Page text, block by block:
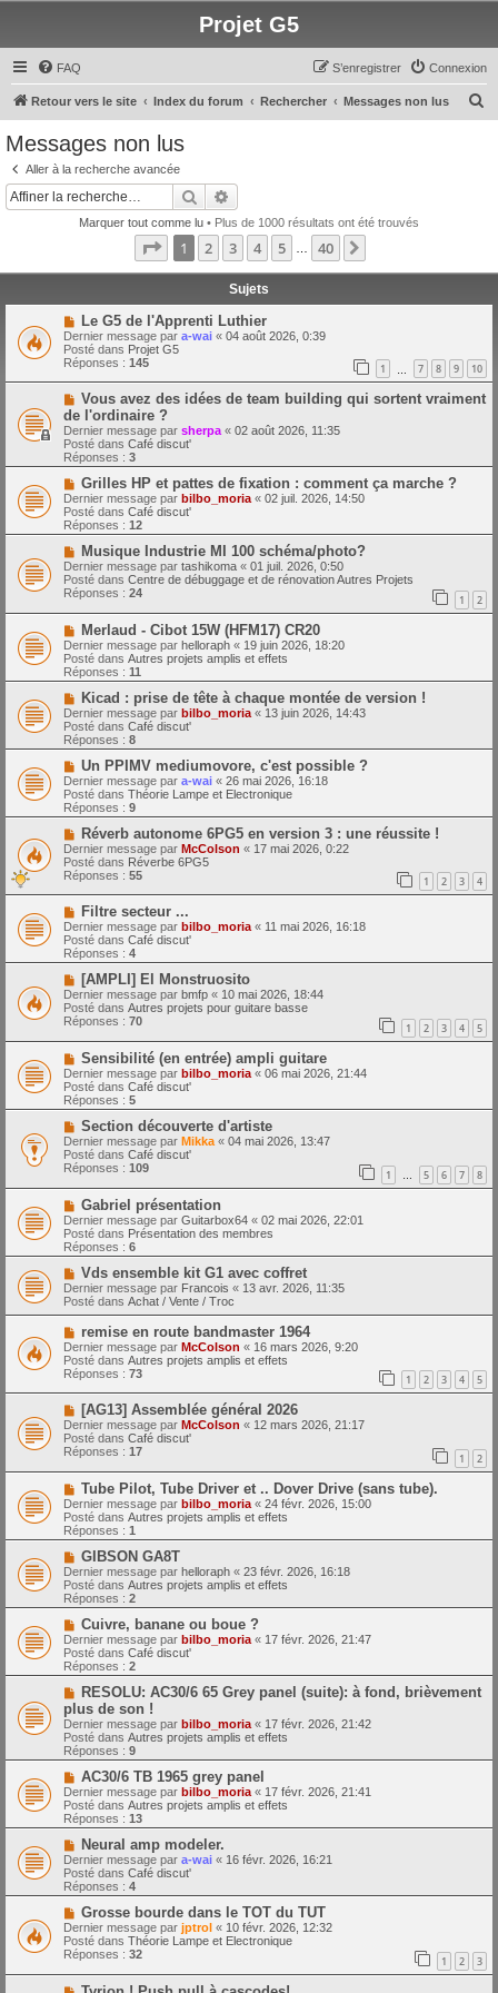
Projet G5
FAQ Connexion
S’enregistrer
Retour vers le site Index du forum Rechercher Messages non lus
Messages non lus
Aller à la recherche avancée
Rechercher
Marquer tout comme lu • Plus de 1000 résultats ont été trouvés
Page 1sur40
1 2 3 4 5 40
Sujets
N
o
u
v
e
a
u
m
e
s
s
a
g
e
Le G5 de l'Apprenti Luthier
Dernier message par a-wai « 04 août 2026, 0:39
Posté dans Projet G5
Réponses : 145 1 7 8 9 10
N
u
v
e
a
u
m
e
s
s
a
g
e
Vous avez des idées de team building qui sortent vraiment
de l'ordinaire ?
Dernier message par sherpa « 02 août 2026, 11:35
Posté dans Café discut'
Réponses : 3
N
o
u
v
e
a
u
m
e
s
s
a
g
e
Grilles HP et pattes de fixation : comment ça marche ?
Dernier message par bilbo_moria « 02 juil. 2026, 14:50
Posté dans Café discut'
Réponses : 12
N
o
u
v
e
a
u
m
e
s
s
a
g
e
Musique Industrie MI 100 schéma/photo?
Dernier message par tashikoma « 01 juil. 2026, 0:50
Posté dans Centre de débuggage et de rénovation Autres Projets
Réponses : 24 1 2
N
o
u
v
e
a
u
m
e
s
s
a
g
e
Merlaud - Cibot 15W (HFM17) CR20
Dernier message par helloraph « 19 juin 2026, 18:20
Posté dans Autres projets amplis et effets
Réponses : 11
N
o
u
v
e
a
m
e
s
s
a
g
e
Kicad : prise de tête à chaque montée de version !
Dernier message par bilbo_moria « 13 juin 2026, 14:43
Posté dans Café discut'
Réponses : 8
N
o
u
v
e
a
u
m
e
s
s
a
g
e
Un PPIMV mediumovore, c'est possible ?
Dernier message par a-wai « 26 mai 2026, 16:18
Posté dans Théorie Lampe et Electronique
Réponses : 9
N
o
u
v
e
a
m
e
s
s
a
g
e
Réverb autonome 6PG5 en version 3 : une réussite !
Dernier message par McColson « 17 mai 2026, 0:22
Posté dans Réverbe 6PG5
Réponses : 55 1 2 3 4
N
o
u
v
e
a
u
m
e
s
s
a
g
e
Filtre secteur ...
Dernier message par bilbo_moria« 11 mai 2026, 16:18
Posté dans Café discut'
Réponses : 4
N
o
u
v
e
a
u
m
e
s
s
a
g
e
[AMPLI] El Monstruosito
Dernier message par bmfp « 10 mai 2026, 18:44
Posté dans Autres projets pour guitare basse
Réponses : 70 1 2 3 4 5
N
o
u
v
e
a
u
m
e
s
s
a
g
e
Sensibilité (en entrée) ampli guitare
Dernier message par bilbo_moria « 06 mai 2026, 21:44
Posté dans Café discut'
Réponses : 5
N
o
u
v
e
a
u
m
e
s
s
a
g
e
Section découverte d'artiste
Dernier message par Mikka « 04 mai 2026, 13:47
Posté dans Café discut'
Réponses : 109 1 … 5 6 7 8
N
o
u
v
e
a
m
e
s
a
g
e
Gabriel présentation
Dernier message par Guitarbox64 « 02 mai 2026, 22:01
Posté dans Présentation des membres
Réponses : 6
N
o
u
v
a
u
m
e
s
s
a
g
e
Vds ensemble kit G1 avec coffret
Dernier message par Francois « 13 avr. 2026, 11:35
Posté dans Achat / Vente / Troc
N
o
u
v
e
a
m
e
s
s
a
g
e
remise en route bandmaster 1964
Dernier message par McColson « 16 mars 2026, 9:20
Posté dans Autres projets amplis et effets
Réponses : 73 1 2 3 4 5
N
o
u
v
e
a
u
m
e
s
s
a
g
e
[AG13] Assemblée général 2026
Dernier message par McColson « 12 mars 2026, 21:17
Posté dans Café discut'
Réponses : 17 1 2
N
o
u
v
e
a
m
e
s
s
a
g
e
Tube Pilot, Tube Driver et .. Dover Drive (sans tube).
Dernier message par bilbo_moria « 24 févr. 2026, 15:00
Posté dans Autres projets amplis et effets
Réponses : 1
N
o
u
v
e
a
m
e
s
s
a
g
e
GIBSON GA8T
Dernier message par helloraph « 23 févr. 2026, 16:18
Posté dans Autres projets amplis et effets
Réponses : 2
N
o
u
v
e
a
u
m
e
s
s
g
e
Cuivre, banane ou boue ?
Dernier message par bilbo_moria « 17 févr. 2026, 21:47
Posté dans Café discut'
Réponses : 2
N
u
v
e
a
m
e
s
s
a
g
e
RESOLU: AC30/6 65 Grey panel (suite): à fond, brièvement
plus de son !
Dernier message par bilbo_moria « 17 févr. 2026, 21:42
Posté dans Autres projets amplis et effets
Réponses : 9
N
o
u
v
e
a
u
m
e
s
s
a
g
e
AC30/6 TB 1965 grey panel
Dernier message par bilbo_moria « 17 févr. 2026, 21:41
Posté dans Autres projets amplis et effets
Réponses : 13
N
o
u
v
e
a
m
e
s
s
a
Neural amp modeler.
Dernier message par a-wai « 16 févr. 2026, 16:21
Posté dans Café discut'
Réponses : 4
N
o
u
v
e
a
u
Grosse bourde dans le TOT du TUT
Dernier message par jptrol « 10 févr. 2026, 12:32
Posté dans Théorie Lampe et Electronique
Réponses : 32 1 2 3
N